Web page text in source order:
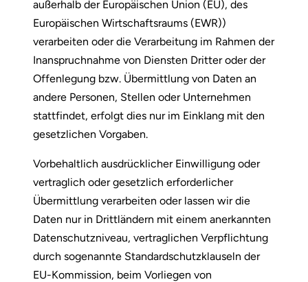
außerhalb der Europäischen Union (EU), des
Europäischen Wirtschaftsraums (EWR))
verarbeiten oder die Verarbeitung im Rahmen der
Inanspruchnahme von Diensten Dritter oder der
Offenlegung bzw. Übermittlung von Daten an
andere Personen, Stellen oder Unternehmen
stattfindet, erfolgt dies nur im Einklang mit den
gesetzlichen Vorgaben.
Vorbehaltlich ausdrücklicher Einwilligung oder
vertraglich oder gesetzlich erforderlicher
Übermittlung verarbeiten oder lassen wir die
Daten nur in Drittländern mit einem anerkannten
Datenschutzniveau, vertraglichen Verpflichtung
durch sogenannte Standardschutzklauseln der
EU-Kommission, beim Vorliegen von